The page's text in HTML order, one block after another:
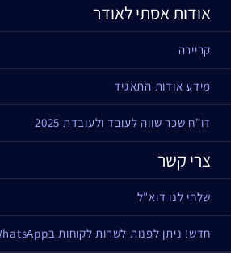
אודות אסתי לאודר
קריירה
מידע אודות התאגיד
דו"ח שכר שווה לעובד ולעובדת 2025
צרי קשר
שלחי לנו דוא"ל
חדש! ניתן לפנות לשרות לקוחות בWhatsApp